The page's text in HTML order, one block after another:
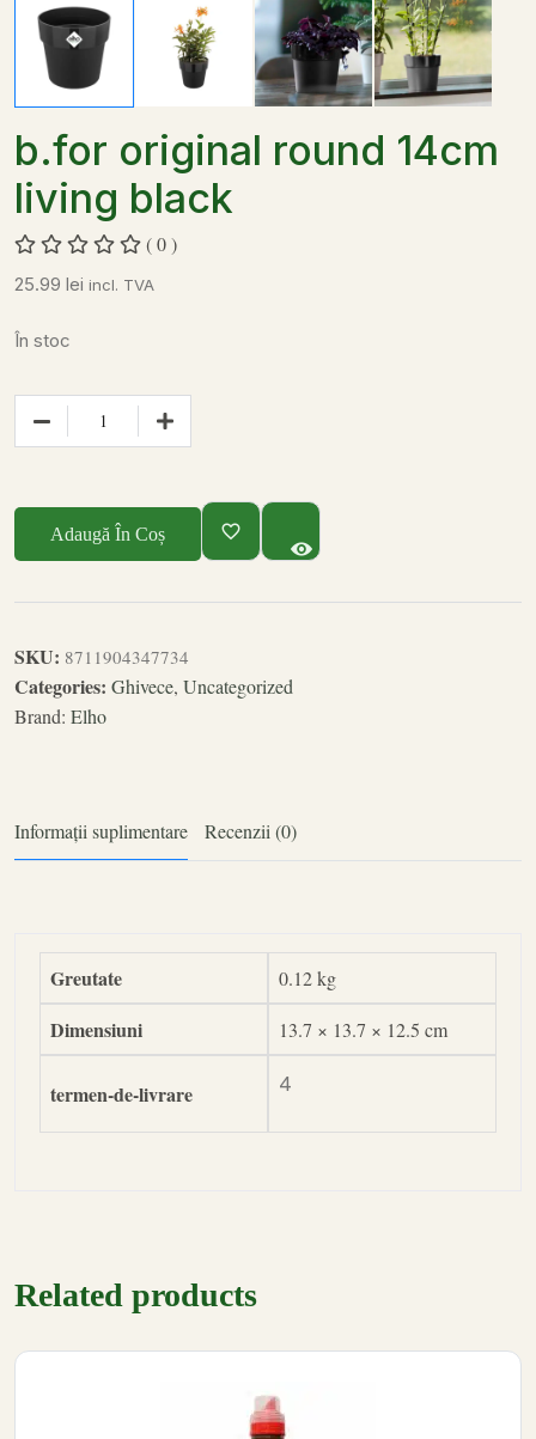
b.for original round 14cm
living black
( 0 )
25.99 lei incl. TVA
În stoc
Adaugă În Coș
SKU: 8711904347734
Categories: Ghivece, Uncategorized
Brand: Elho
Informații suplimentare Recenzii (0)
Greutate 0.12 kg
Dimensiuni 13.7 × 13.7 × 12.5 cm
termen-de-livrare 4
Related products